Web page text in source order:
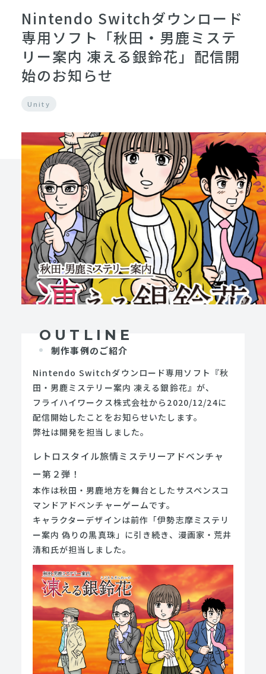
Nintendo Switchダウンロード
専用ソフト「秋田・男鹿ミステ
リー案内 凍える銀鈴花」配信開
始のお知らせ
Unity
OUTLINE
制作事例のご紹介
Nintendo Switchダウンロード専用ソフト『秋
田・男鹿ミステリー案内 凍える銀鈴花』が、
フライハイワークス株式会社から2020/12/24に
配信開始したことをお知らせいたします。
弊社は開発を担当しました。
レトロスタイル旅情ミステリーアドベンチャ
ー第２弾！
本作は秋田・男鹿地方を舞台としたサスペンスコ
マンドアドベンチャーゲームです。
キャラクターデザインは前作「伊勢志摩ミステリ
ー案内 偽りの黒真珠」に引き続き、漫画家・荒井
清和氏が担当しました。